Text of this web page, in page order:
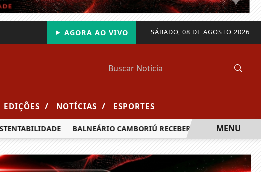
SÁBADO, 08 DE AGOSTO 2026
AGORA AO VIVO
EDIÇÕES / NOTÍCIAS / ESPORTES
BALNEÁRIO CAMBORIÚ RECEBERÁ MAIS DE 120 MENU